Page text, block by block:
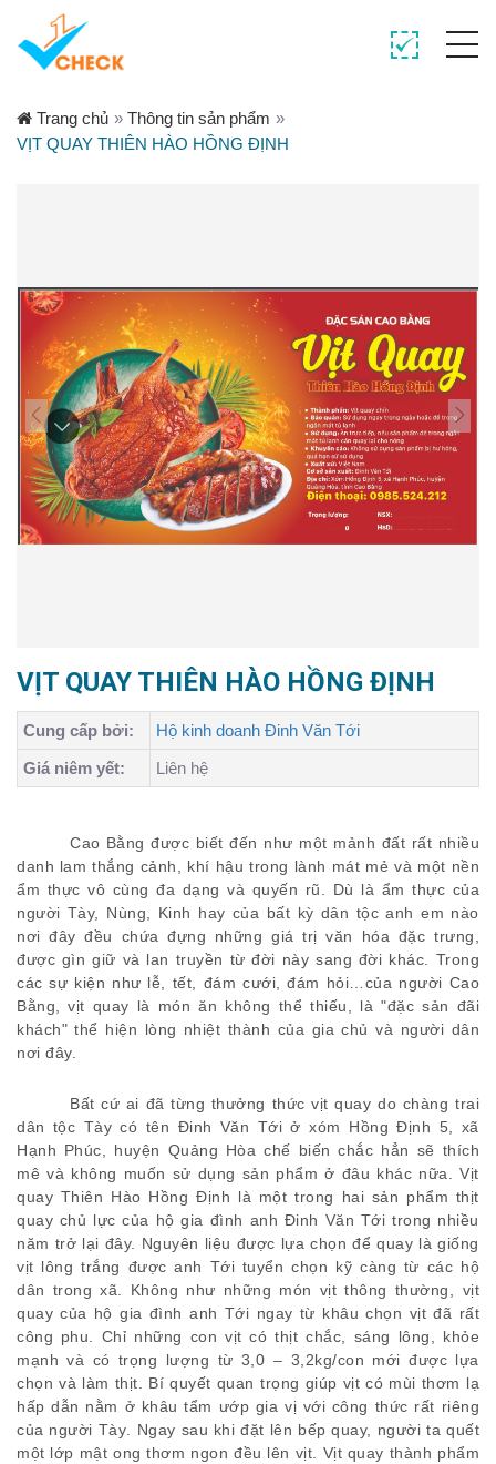
Trang chủ » Thông tin sản phẩm »
VỊT QUAY THIÊN HÀO HỒNG ĐỊNH
VỊT QUAY THIÊN HÀO HỒNG ĐỊNH
Cung cấp bởi:
Hộ kinh doanh Đinh Văn Tới
Giá niêm yết:
Liên hệ
Cao Bằng được biết đến như một mảnh đất rất nhiều
danh lam thắng cảnh, khí hậu trong lành mát mẻ và một nền
ẩm thực vô cùng đa dạng và quyến rũ. Dù là ẩm thực của
người Tày, Nùng, Kinh hay của bất kỳ dân tộc anh em nào
nơi đây đều chứa đựng những giá trị văn hóa đặc trưng,
được gìn giữ và lan truyền từ đời này sang đời khác. Trong
các sự kiện như lễ, tết, đám cưới, đám hỏi…của người Cao
Bằng, vịt quay là món ăn không thể thiếu, là"đặc sản đãi
khách" thể hiện lòng nhiệt thành của gia chủ và người dân
nơi đây.
Bất cứ ai đã từng thưởng thức vịt quay do chàng trai
dân tộc Tày có tên Đinh Văn Tới ở xóm Hồng Định 5, xã
Hạnh Phúc, huyện Quảng Hòa chế biến chắc hẳn sẽ thích
mê và không muốn sử dụng sản phẩm ở đâu khác nữa. Vịt
quay Thiên Hào Hồng Định là một trong hai sản phẩm thịt
quay chủ lực của hộ gia đình anh Đinh Văn Tới trong nhiều
năm trở lại đây. Nguyên liệu được lựa chọn để quay là giống
vịt lông trắng được anh Tới tuyển chọn kỹ càng từ các hộ
dân trong xã. Không như những món vịt thông thường, vịt
quaycủa hộ gia đình anh Tới ngay từ khâu chọn vịt đã rất
công phu. Chỉ những con vịt có thịt chắc, sáng lông, khỏe
mạnh và có trọng lượng từ 3,0 – 3,2kg/con mới được lựa
chọn và làm thịt. Bí quyết quan trọng giúp vịt có mùi thơm lạ
hấp dẫn nằm ở khâu tẩm ướp gia vị với công thức rất riêng
của người Tày
Ngay sau khi đặt lên bếp quay, người ta quết
một lớp mật ong thơm ngon đều lên vịt. Vịt quay thành phẩm